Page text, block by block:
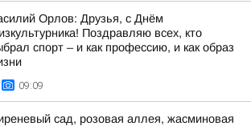
Орлов: Друзья, с Днём
Поздравляю всех, кто
спорт – и как профессию, и как образ
09:09
сад, розовая аллея, жасминовая